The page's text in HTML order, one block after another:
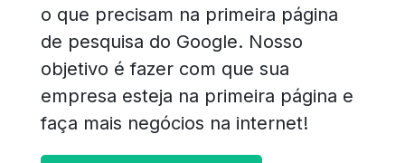
o que precisam na primeira página
de pesquisa do Google. Nosso
objetivo é fazer com que sua
empresa esteja na primeira página e
faça mais negócios na internet!